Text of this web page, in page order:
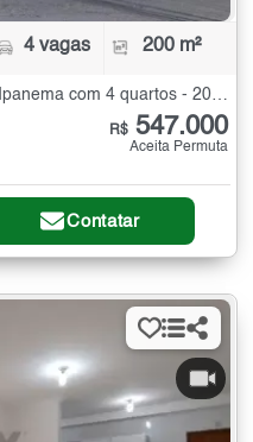
4 vagas 200 m²
Casa Térrea à Venda no Jardim Ipanema com 4 quartos - 200 m²
R$ 547.000
Aceita Permuta
Contatar